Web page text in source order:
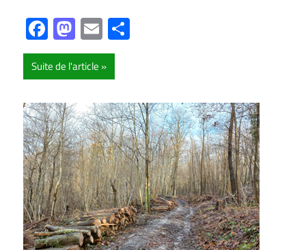
Facebook
Mastodon
Email
Suite de l'article